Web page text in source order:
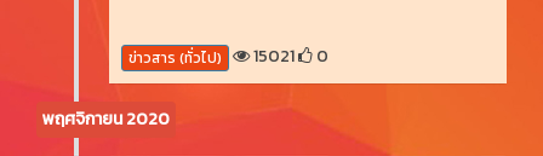
ข่าวสาร (ทั่วไป) 15021 0
พฤศจิกายน 2020